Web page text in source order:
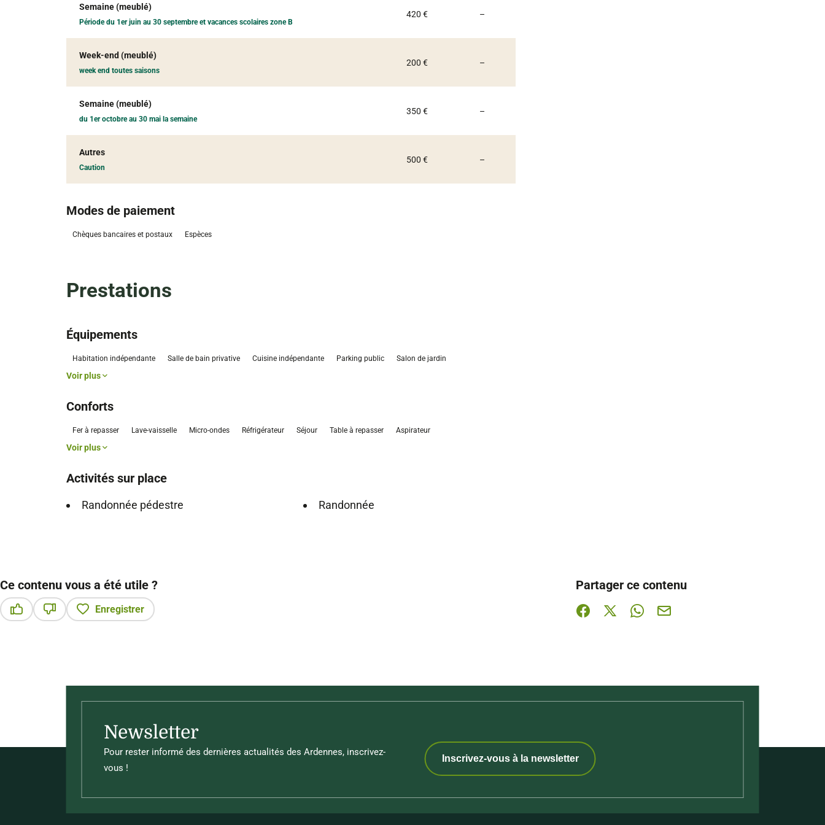
Semaine (meublé)
Période du 1er juin au 30 septembre et vacances scolaires zone B
420 € –
Week-end (meublé)
week end toutes saisons
200 € –
Semaine (meublé)
du 1er octobre au 30 mai la semaine
350 € –
Autres
Caution
500 € –
Modes de paiement
Chèques bancaires et postaux Espèces
Prestations
Équipements
Habitation indépendante Salle de bain privative Cuisine indépendante Parking public Salon de jardin
Voir plus
Conforts
Fer à repasser Lave-vaisselle Micro-ondes Réfrigérateur Séjour Table à repasser Aspirateur
Voir plus
Activités sur place
Randonnée pédestre Randonnée
Ce contenu vous a été utile ?
Enregistrer
Partager ce contenu
Partager sur Facebook (nouvelle fenêtre)
Partager sur X / Twitter (nouvelle fenêtre)
Partager sur WhatsApp
Partager par mail
Newsletter
Pour rester informé des dernières actualités des Ardennes, inscrivez-
vous !
Inscrivez-vous à la newsletter